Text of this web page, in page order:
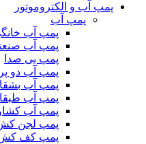
پمپ آب و الکتروموتور
پمپ آب
پمپ آب
پمپ آب
پمپ بی صدا
پمپ آب دو
پمپ آب
پمپ آب
پمپ آب
پمپ لجن
پمپ کف